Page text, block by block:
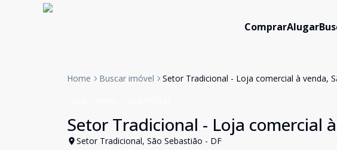
ComprarAlugar
Home Buscar imóvel Setor Tradicional - Loja comercial à venda,
Setor Tradicional - Loja comercial
Setor Tradicional, São Sebastião - DF